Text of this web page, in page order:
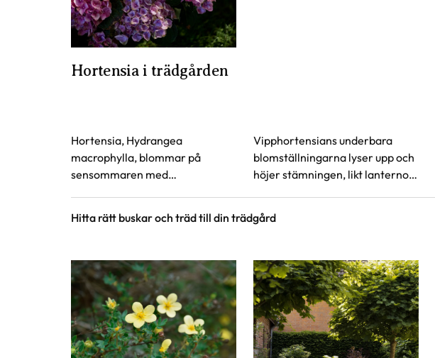
Hortensia i trädgården
Hortensia, Hydrangea
macrophylla, blommar på
sensommaren med
påverka blommans färg genom
våra mest älskade buskar i
trädgården.
Vipphortensians underbara
blomställningarna lyser upp och
höjer stämningen, likt lanternor
dessutom den perfekta matchen
Vipphortensia, Hydrangea
paniculata, blev därför utsedd
till Årets höstfröjd 2020.
Hitta rätt buskar och träd till din trädgård